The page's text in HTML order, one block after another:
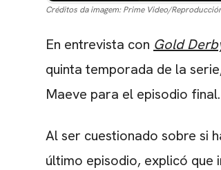
Créditos da imagem: Prime Video/
En entrevista con Gold
quinta temporada de la
Maeve para el episodio final.
Al ser cuestionado sobre si
último episodio, explicó que